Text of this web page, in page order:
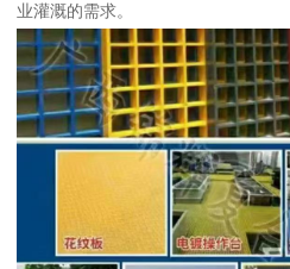
业灌溉的需求。